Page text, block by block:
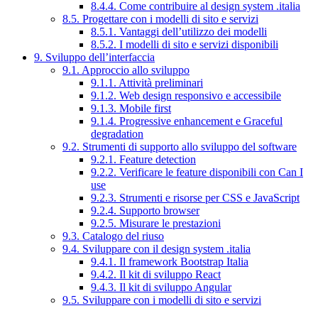
8.4.4. Come contribuire al design system .italia
8.5. Progettare con i modelli di sito e servizi
8.5.1. Vantaggi dell’utilizzo dei modelli
8.5.2. I modelli di sito e servizi disponibili
9. Sviluppo dell’interfaccia
9.1. Approccio allo sviluppo
9.1.1. Attività preliminari
9.1.2. Web design responsivo e accessibile
9.1.3. Mobile first
9.1.4. Progressive enhancement e Graceful
degradation
9.2. Strumenti di supporto allo sviluppo del software
9.2.1. Feature detection
9.2.2. Verificare le feature disponibili con Can I
use
9.2.3. Strumenti e risorse per CSS e JavaScript
9.2.4. Supporto browser
9.2.5. Misurare le prestazioni
9.3. Catalogo del riuso
9.4. Sviluppare con il design system .italia
9.4.1. Il framework Bootstrap Italia
9.4.2. Il kit di sviluppo React
9.4.3. Il kit di sviluppo Angular
9.5. Sviluppare con i modelli di sito e servizi